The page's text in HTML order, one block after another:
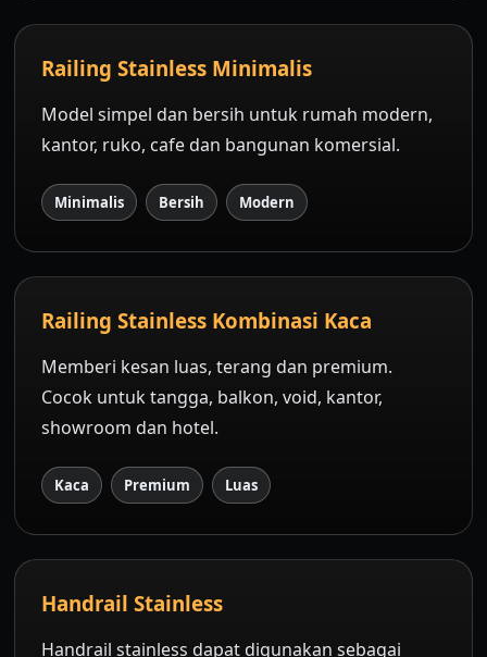
Railing Stainless Minimalis
Model simpel dan bersih untuk rumah modern,
kantor, ruko, cafe dan bangunan komersial.
Minimalis Bersih Modern
Railing Stainless Kombinasi Kaca
Memberi kesan luas, terang dan premium.
Cocok untuk tangga, balkon, void, kantor,
showroom dan hotel.
Kaca Premium Luas
Handrail Stainless
Handrail stainless dapat digunakan sebagai